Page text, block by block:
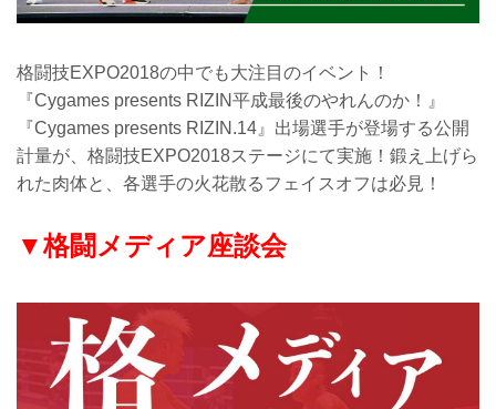
格闘技EXPO2018の中でも大注目のイベント！
『Cygames presents RIZIN平成最後のやれんのか！』
『Cygames presents RIZIN.14』出場選手が登場する公開
計量が、格闘技EXPO2018ステージにて実施！鍛え上げら
れた肉体と、各選手の火花散るフェイスオフは必見！
▼格闘メディア座談会